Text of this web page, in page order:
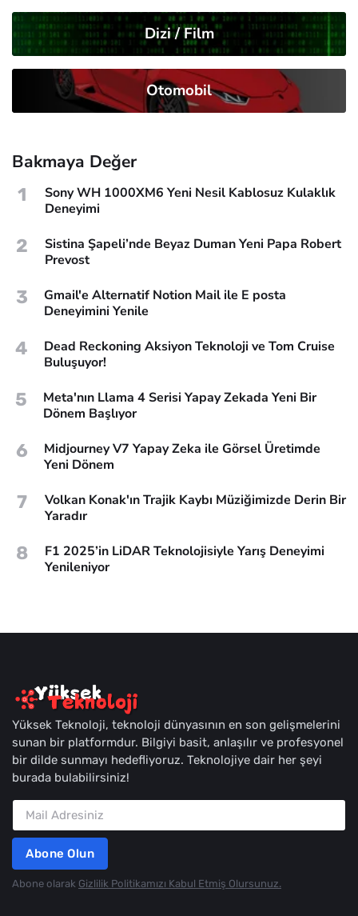
Dizi / Film
Otomobil
Bakmaya Değer
1
Sony WH 1000XM6 Yeni Nesil Kablosuz Kulaklık
Deneyimi
2
Sistina Şapeli’nde Beyaz Duman Yeni Papa Robert
Prevost
3
Gmail'e Alternatif Notion Mail ile E posta
Deneyimini Yenile
4
Dead Reckoning Aksiyon Teknoloji ve Tom Cruise
Buluşuyor!
5
Meta'nın Llama 4 Serisi Yapay Zekada Yeni Bir
Dönem Başlıyor
6
Midjourney V7 Yapay Zeka ile Görsel Üretimde
Yeni Dönem
7
Volkan Konak'ın Trajik Kaybı Müziğimizde Derin Bir
Yaradır
8
F1 2025’in LiDAR Teknolojisiyle Yarış Deneyimi
Yenileniyor
Yüksek Teknoloji, teknoloji dünyasının en son gelişmelerini
sunan bir platformdur. Bilgiyi basit, anlaşılır ve profesyonel
bir dilde sunmayı hedefliyoruz. Teknolojiye dair her şeyi
burada bulabilirsiniz!
Abone Olun
Abone olarak Gizlilik Politikamızı Kabul Etmiş Olursunuz.